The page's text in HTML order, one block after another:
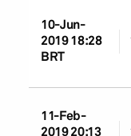
10-Jun-
2019 18:28
BRT
11-Feb-
2019 20:13